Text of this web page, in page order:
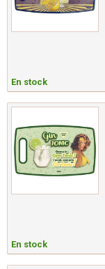
En stock
En stock